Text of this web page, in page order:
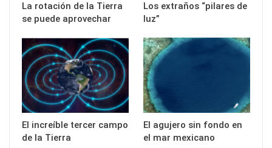
La rotación de la Tierra
se puede aprovechar
Los extraños “pilares de
luz”
El increíble tercer campo
de la Tierra
El agujero sin fondo en
el mar mexicano